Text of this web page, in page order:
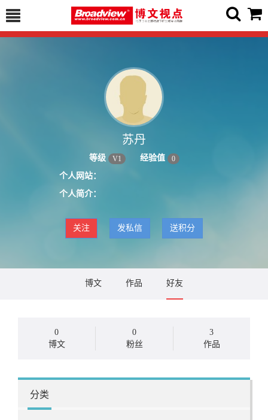
苏丹
等级 V1 经验值 0
个人网站：
个人简介：
关注 发私信 送积分
博文 作品 好友
0
博文
0
粉丝
3
作品
分类